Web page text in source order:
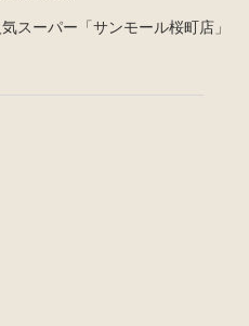
スーパー「サンモール桜町店」